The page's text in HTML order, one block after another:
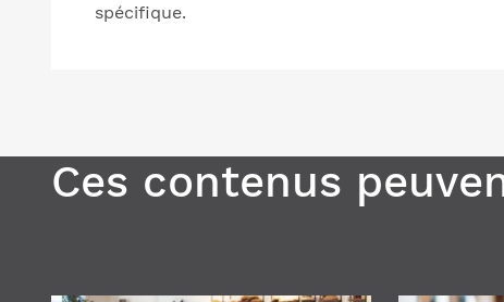
spécifique.
Ces contenus